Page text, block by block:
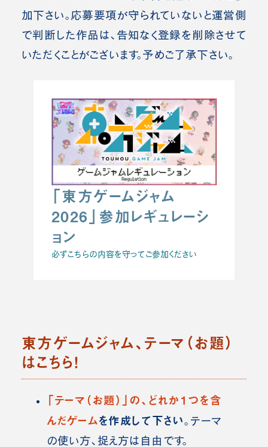
加下さい。応募要項が守られていないと運営側
で判断した作品は、告知なく登録を削除させて
いただくことがございます。予めご了承下さい。
「東方ゲームジャム
2026」参加レギュレーシ
ョン
必ずこちらの内容を守ってご参加ください
東方ゲームジャム、テーマ（お題）
はこちら！
「テーマ（お題）」の、どれか１つを含
んだゲームを作成して下さい。テーマ
の使い方、捉え方は自由です。